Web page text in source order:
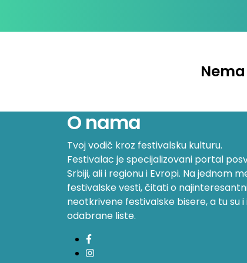
O nama
Tvoj vodič kroz festivalsku kulturu.
Festivalac je specijalizovani portal
Srbiji, ali i regionu i Evropi. Na jednom
festivalske vesti, čitati o
neotkrivene festivalske bisere, a tu su
odabrane liste.